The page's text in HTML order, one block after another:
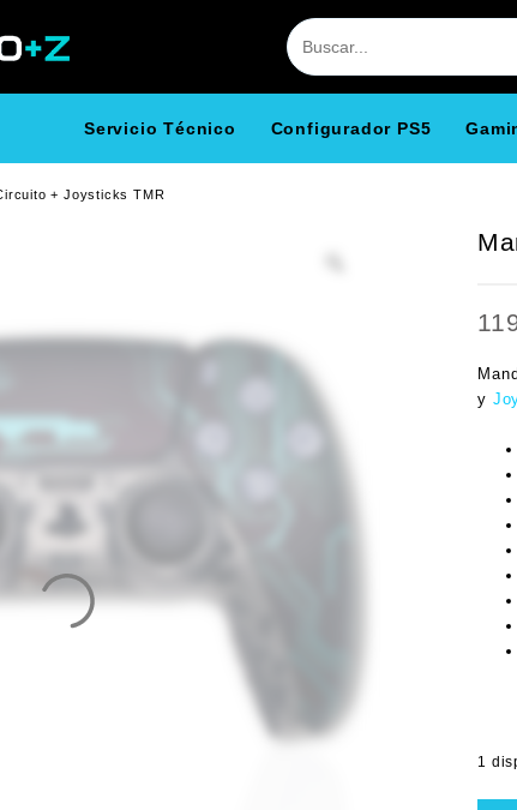
Servicio Técnico Configurador PS5
+ Joysticks TMR
y
1